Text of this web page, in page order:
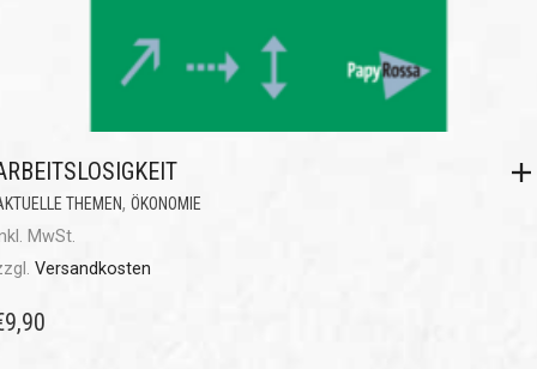
THEMEN, ÖKONOMIE
MwSt.
Versandkosten
9,90